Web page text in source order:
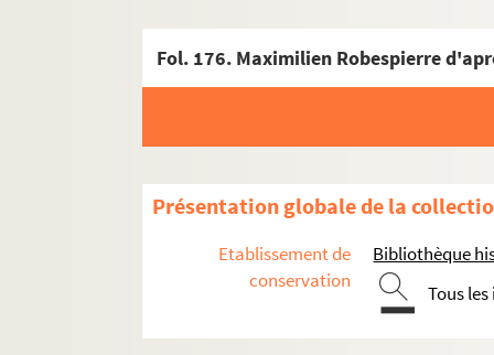
Présentation globale de la
Etablissement de
conservation
Bibliothèque
Tous
Séparation de l'Église et de l'État
Auteurs du XVIIIe siècle
8-MS-1738. Notes sur la Corse
8-MS-1740. Babeuf
Papiers sur la Révolution française
8-MS-1741. Papiers sur la Révolution